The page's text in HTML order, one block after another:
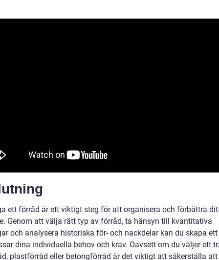
ett förråd är ett viktigt steg för att organisera och förbättra
Genom att välja rätt typ av förråd, ta hänsyn till kvantitativa
och analysera historiska för- och nackdelar kan du skapa
dina individuella behov och krav. Oavsett om du väljer ett
plastförråd eller betongförråd är det viktigt att säkerställa att